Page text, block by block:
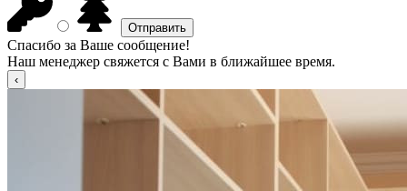
Спасибо за Ваше сообщение!
Наш менеджер свяжется с Вами в ближайшее время.